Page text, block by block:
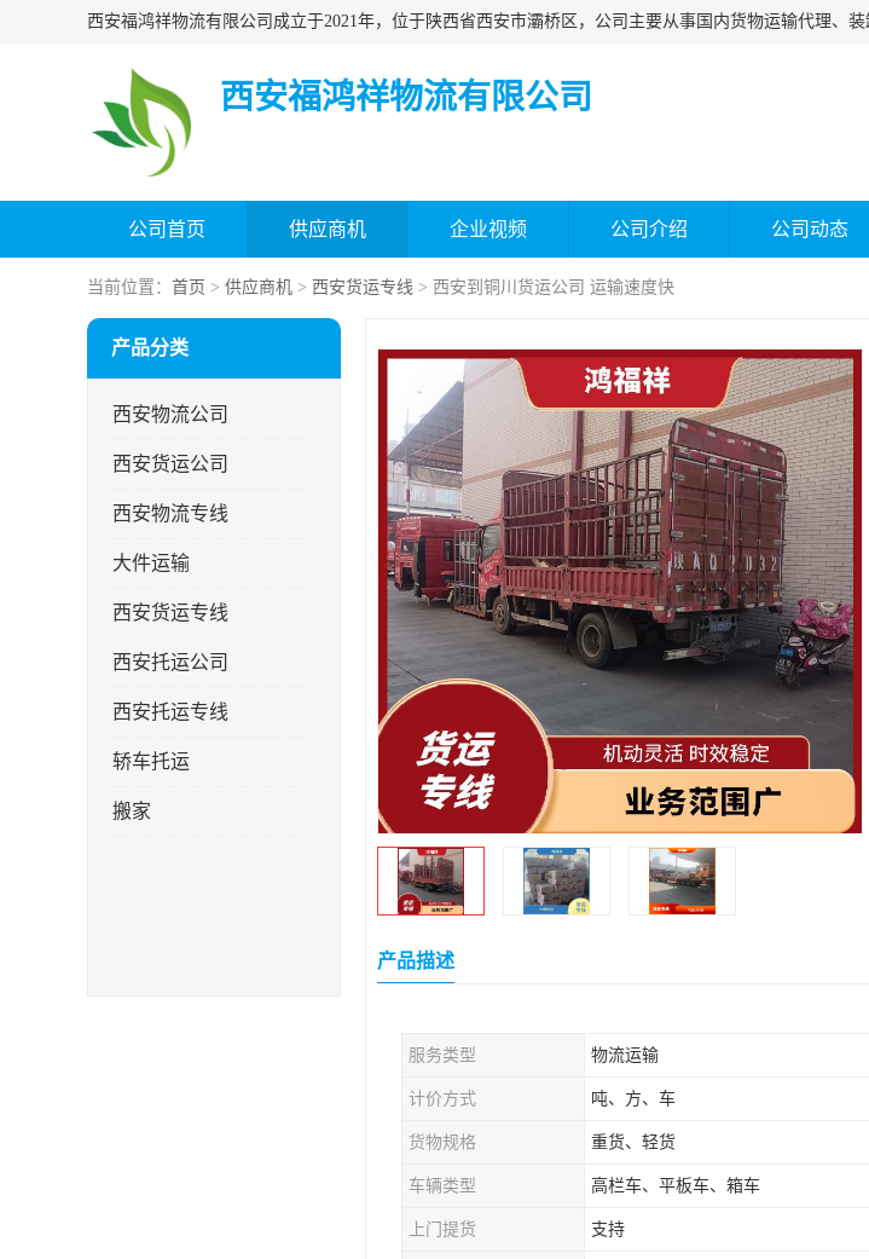
西安福鸿祥物流有限公司
公司首页 供应商机 企业视频 公司介绍 公司动态
当前位置： 首页 > 供应商机 > 西安货运专线 > 西安到铜川货运公司 运输速度快
产品分类
西安物流公司
西安货运公司
西安物流专线
大件运输
西安货运专线
西安托运公司
西安托运专线
轿车托运
搬家
产品描述
服务类型 物流运输
计价方式 吨、方、车
货物规格 重货、轻货
车辆类型 高栏车、平板车、箱车
上门提货 支持